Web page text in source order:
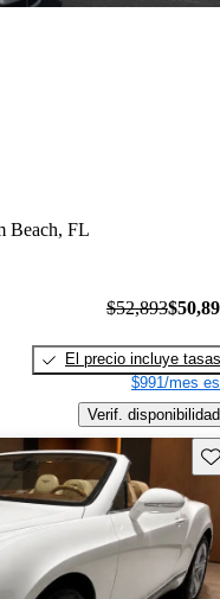
Beach, FL
$52,893
El precio incluye tasas
$991/mes
Verif. disponibilidad